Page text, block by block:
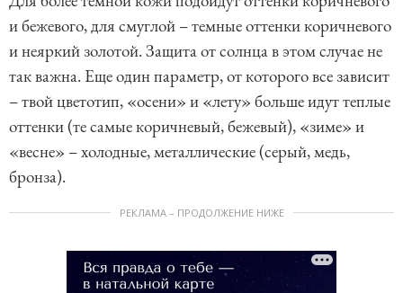
и бежевого, для смуглой – темные оттенки коричневого
и неяркий золотой. Защита от солнца в этом случае не
так важна. Еще один параметр, от которого все зависит
– твой цветотип, «осени» и «лету» больше идут теплые
оттенки (те самые коричневый, бежевый), «зиме» и
«весне» – холодные, металлические (серый, медь,
бронза).
РЕКЛАМА – ПРОДОЛЖЕНИЕ НИЖЕ